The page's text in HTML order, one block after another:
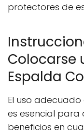
protectores de
Colocarse
Espalda
El uso
es esencial para
beneficios en